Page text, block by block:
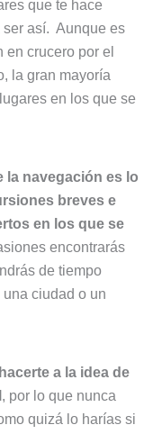
que te hace
ser así. Aunque es
crucero por el
la gran mayoría
en los que se
la navegación es lo
breves e
en los que se
encontrarás
de tiempo
ciudad o un
a la idea de
, por lo que nunca
quizá lo harías si